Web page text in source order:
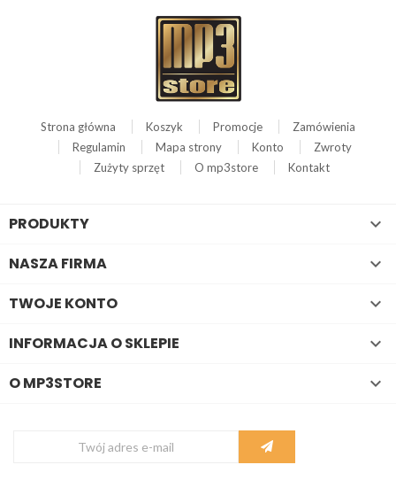
Strona główna Koszyk Promocje
Zamówienia
Regulamin
Mapa strony Konto
Zwroty
Zużyty sprzęt
O mp3store Kontakt
PRODUKTY 
NASZA FIRMA 
TWOJE KONTO 
INFORMACJA O SKLEPIE 
O MP3STORE 